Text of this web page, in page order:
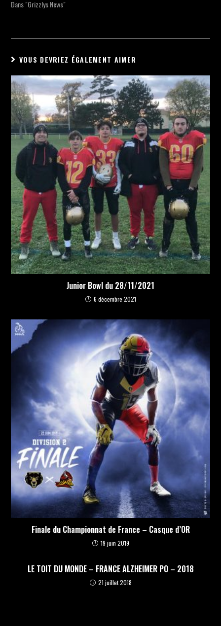
Dans "Grizzlys News"
VOUS DEVRIEZ ÉGALEMENT AIMER
Junior Bowl du 28/11/2021
6 décembre 2021
Finale du Championnat de France – Casque d’OR
19 juin 2019
LE TOIT DU MONDE – FRANCE ALZHEIMER PO – 2018
21 juillet 2018